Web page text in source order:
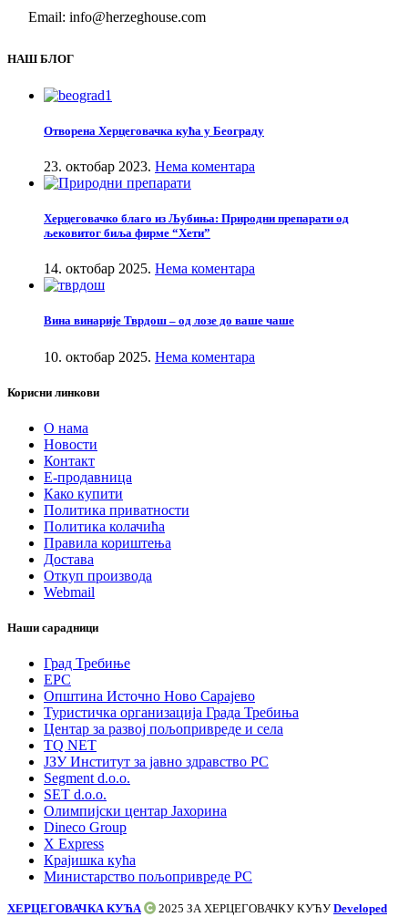
Email: info@herzeghouse.com
НАШ БЛОГ
Отворена Херцеговачка кућа у Београду
23. октобар 2023. Нема коментара
Херцеговачко благо из Љубиња: Природни препарати од
љековитог биља фирме “Хети”
14. октобар 2025. Нема коментара
Вина винарије Тврдош – од лозе до ваше чаше
10. октобар 2025. Нема коментара
Корисни линкови
О нама
Новости
Контакт
Е-продавница
Како купити
Политика приватности
Политика колачића
Правила кориштења
Достава
Откуп производа
Webmail
Наши сарадници
Град Требиње
ЕРС
Општина Источно Ново Сарајево
Туристичка организација Града Требиња
Центар за развој пољопривреде и села
TQ NET
ЈЗУ Институт за јавно здравство РС
Segment d.o.o.
SET d.o.o.
Олимпијски центар Јахорина
Dineco Group
X Express
Крајишка кућа
Министарство пољопривреде РС
ХЕРЦЕГОВАЧКА КУЋА 2025 ЗАХЕРЦЕГОВАЧКУ КУЋУ Developed